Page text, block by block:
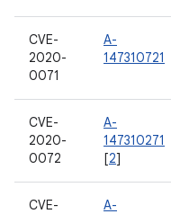
CVE-
2020-
0071
A-
147310721
CVE-
2020-
0072
A-
147310271
[2]
CVE-
A-